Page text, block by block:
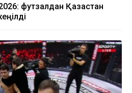
футзалдан Қазақстан